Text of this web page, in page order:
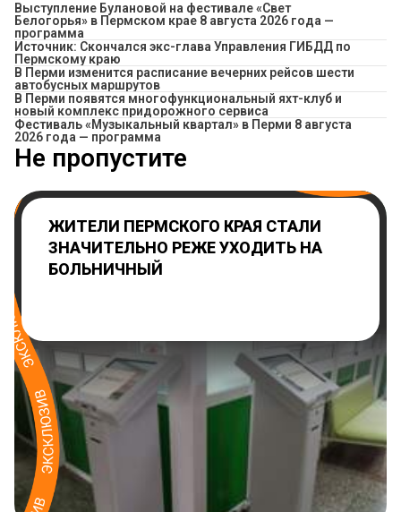
Выступление Булановой на фестивале «Свет
Белогорья» в Пермском крае 8 августа 2026 года —
программа
Источник: Скончался экс-глава Управления ГИБДД по
Пермскому краю
​В Перми изменится расписание вечерних рейсов шести
автобусных маршрутов
В Перми появятся многофункциональный яхт-клуб и
новый комплекс придорожного сервиса
Фестиваль «Музыкальный квартал» в Перми 8 августа
2026 года — программа
Не пропустите
ЖИТЕЛИ ПЕРМСКОГО КРАЯ СТАЛИ
ЗНАЧИТЕЛЬНО РЕЖЕ УХОДИТЬ НА
БОЛЬНИЧНЫЙ